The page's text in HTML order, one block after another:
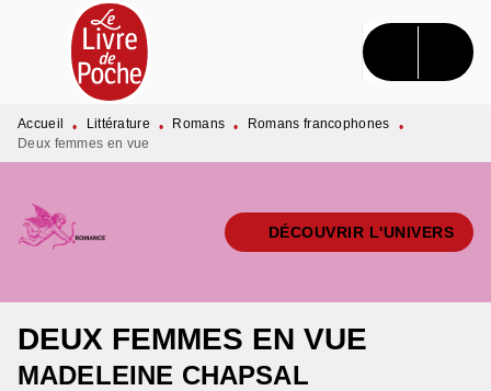
MENU RECHERCHE CONTENU
PIED DE PAGE
Accueil • Littérature • Romans • Romans francophones
•
Deux femmes en vue
DÉCOUVRIR L'UNIVERS
DEUX FEMMES EN VUE
MADELEINE CHAPSAL